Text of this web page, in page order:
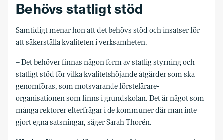
Behövs statligt stöd
Samtidigt menar hon att det behövs stöd och insatser för
att säkerställa kvaliteten i verksamheten.
– Det behöver finnas någon form av statlig styrning och
statligt stöd för vilka kvalitetshöjande åtgärder som ska
genomföras, som motsvarande förstelärare-
organisationen som finns i grundskolan. Det är något som
många rektorer efterfrågar i de kommuner där man inte
gjort egna satsningar, säger Sarah Thorén.